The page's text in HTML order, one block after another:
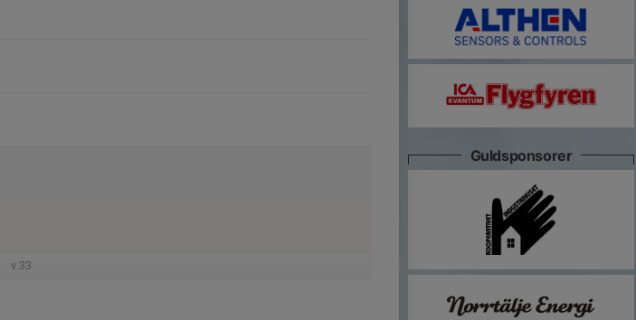
v.33
Guldsponsorer